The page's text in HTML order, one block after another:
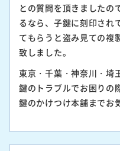
との質問を頂きましたの
るなら、子鍵に刻印され
てもらうと盗み見ての複
致しました。
東京・千葉・神奈川・埼
鍵のトラブルでお困りの
鍵のかけつけ本舗までお